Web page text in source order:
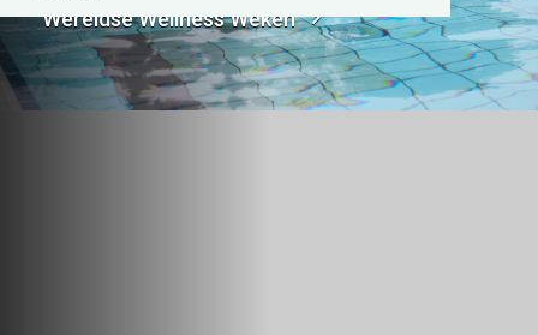
Wereldse Wellness Weken